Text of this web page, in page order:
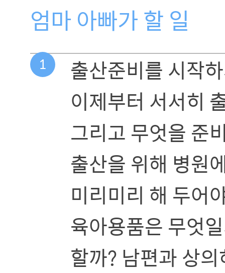
엄마 아빠가 할 일
1
출산준비를 시작
이제부터 서서히
그리고 무엇을 준
출산을 위해 병원
미리미리 해 두어
육아용품은 무엇
할까? 남편과 상